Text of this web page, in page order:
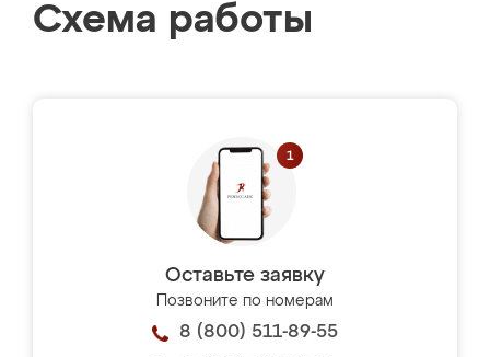
Схема работы
Оставьте заявку
Позвоните по номерам
8 (800) 511-89-55